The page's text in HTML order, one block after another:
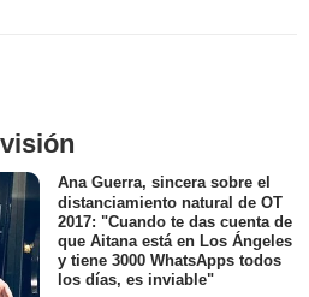
Ana Guerra, sincera sobre el
distanciamiento natural de OT
2017: "Cuando te das cuenta de
que Aitana está en Los Ángeles
y tiene 3000 WhatsApps todos
los días, es inviable"